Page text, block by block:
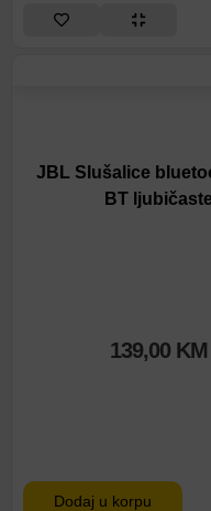
JBL Slušalice
BT ljubičaste
139,00 KM
Dodaj u korpu